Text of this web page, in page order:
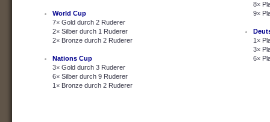
World Cup
7× Gold durch 2 Ruderer
2× Silber durch 1 Ruderer
2× Bronze durch 2 Ruderer
Nations Cup
3× Gold durch 3 Ruderer
6× Silber durch 9 Ruderer
1× Bronze durch 2 Ruderer
8×
9×
1×
3×
6×